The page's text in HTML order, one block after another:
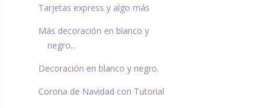
Tarjetas express y algo más
Más decoración en blanco y
negro...
Decoración en blanco y negro.
Corona de Navidad con Tutorial